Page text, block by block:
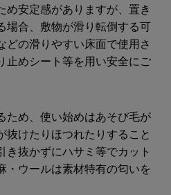
め安定感がありますが、置き
場合、敷物が滑り転倒する可
どの滑りやすい床面で使用さ
止めシート等を用い安全にご
ため、使い始めはあそび毛が
抜けたりほつれたりすること
き抜かずにハサミ等でカット
・ウールは素材特有の匂いを